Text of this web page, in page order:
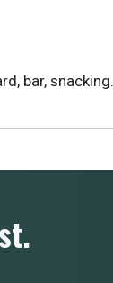
bar, snacking.